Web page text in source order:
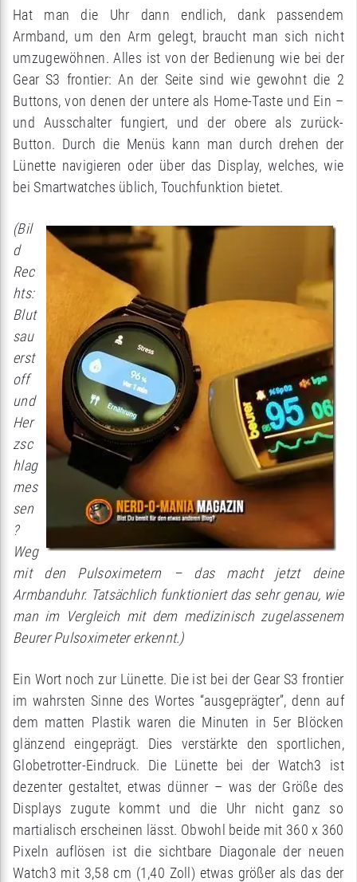
Hat man die Uhr dann endlich, dank passendem
Armband, um den Arm gelegt, braucht man sich nicht
umzugewöhnen. Alles ist von der Bedienung wie bei der
Gear S3 frontier: An der Seite sind wie gewohnt die 2
Buttons, von denen der untere als Home-Taste und Ein –
und Ausschalter fungiert, und der obere als zurück-
Button. Durch die Menüs kann man durch drehen der
Lünette navigieren oder über das Display, welches, wie
bei Smartwatches üblich, Touchfunktion bietet.
(Bil
d
Rec
hts:
Blut
sau
erst
off
und
Her
zsc
hlag
mes
sen
?
Weg
mit den Pulsoximetern – das macht jetzt deine
Armbanduhr. Tatsächlich funktioniert das sehr genau, wie
man im Vergleich mit dem medizinisch zugelassenem
Beurer Pulsoximeter erkennt.)
Ein Wort noch zur Lünette. Die ist bei der Gear S3 frontier
im wahrsten Sinne des Wortes “ausgeprägter”, denn auf
dem matten Plastik waren die Minuten in 5er Blöcken
glänzend eingeprägt. Dies verstärkte den sportlichen,
Globetrotter-Eindruck. Die Lünette bei der Watch3 ist
dezenter gestaltet, etwas dünner – was der Größe des
Displays zugute kommt und die Uhr nicht ganz so
martialisch erscheinen lässt. Obwohl beide mit 360 x 360
Pixeln auflösen ist die sichtbare Diagonale der neuen
Watch3 mit 3,58 cm (1,40 Zoll) etwas größer als das der